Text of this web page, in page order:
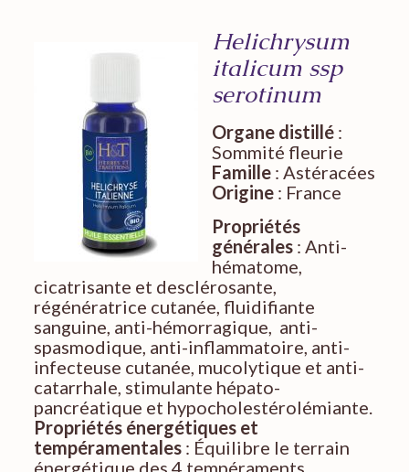
Helichrysum
italicum ssp
serotinum
Organe distillé:
Sommité fleurie
Famille: Astéracées
Origine: France
Propriétés
générales: Anti-
hématome,
cicatrisante et desclérosante,
régénératrice cutanée, fluidifiante
sanguine, anti-hémorragique, anti-
spasmodique, anti-inflammatoire, anti-
infecteuse cutanée, mucolytique et anti-
catarrhale, stimulante hépato-
pancréatique et hypocholestérolémiante.
Propriétés énergétiques et
tempéramentales: Équilibre le terrain
énergétique des 4 tempéraments,